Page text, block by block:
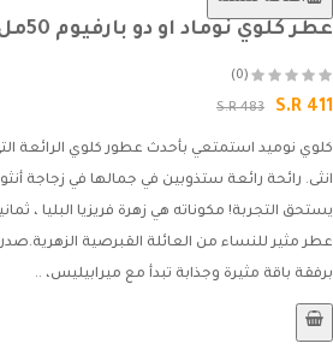
عطر كلوي نوماد او دو بارفيوم 50مل
(0)
S.R 411
S.R 483
كلوي نوميد استمتعي بأحدث عطور كلوي الرائعة
انثى. رائحة رائعة ستذوبين في جمالها في زجاجة
يستحق التجربة! مكوناته هي زهرة فريزيا البليا ،
برفقة باقة مثيرة وجذابة تبدأ مع ميرابيليس، ..